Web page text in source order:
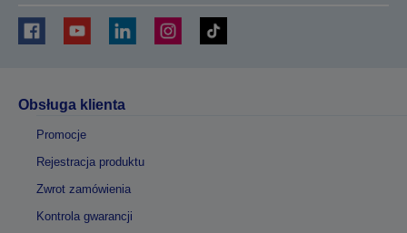
Obsługa klienta
Promocje
Rejestracja produktu
Zwrot zamówienia
Kontrola gwarancji